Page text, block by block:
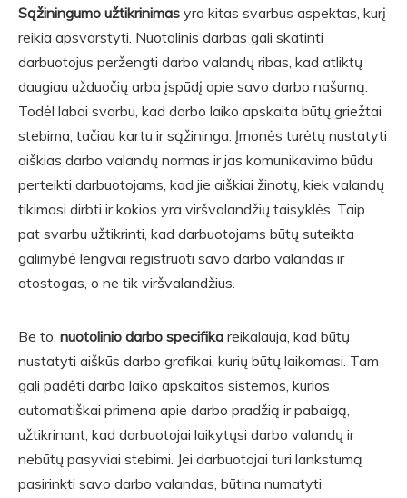
Sąžiningumo užtikrinimas yra kitas svarbus aspektas, kurį
reikia apsvarstyti. Nuotolinis darbas gali skatinti
darbuotojus peržengti darbo valandų ribas, kad atliktų
daugiau užduočių arba įspūdį apie savo darbo našumą.
Todėl labai svarbu, kad darbo laiko apskaita būtų griežtai
stebima, tačiau kartu ir sąžininga. Įmonės turėtų nustatyti
aiškias darbo valandų normas ir jas komunikavimo būdu
perteikti darbuotojams, kad jie aiškiai žinotų, kiek valandų
tikimasi dirbti ir kokios yra viršvalandžių taisyklės. Taip
pat svarbu užtikrinti, kad darbuotojams būtų suteikta
galimybė lengvai registruoti savo darbo valandas ir
atostogas, o ne tik viršvalandžius.
Be to, nuotolinio darbo specifika reikalauja, kad būtų
nustatyti aiškūs darbo grafikai, kurių būtų laikomasi. Tam
gali padėti darbo laiko apskaitos sistemos, kurios
automatiškai primena apie darbo pradžią ir pabaigą,
užtikrinant, kad darbuotojai laikytųsi darbo valandų ir
nebūtų pasyviai stebimi. Jei darbuotojai turi lankstumą
pasirinkti savo darbo valandas, būtina numatyti